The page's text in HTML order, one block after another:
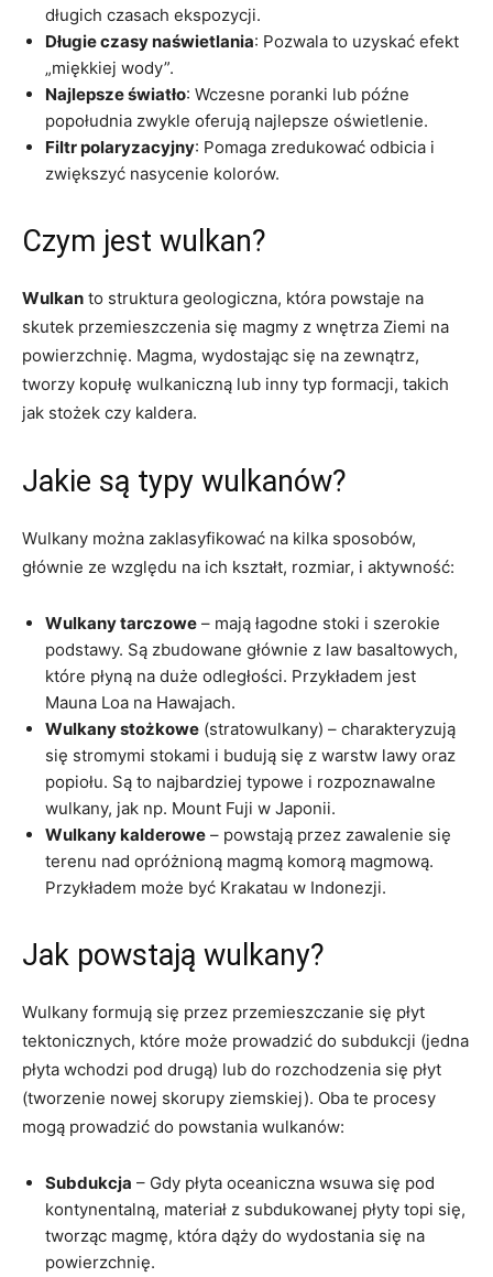
długich czasach ekspozycji.
Długie czasy naświetlania: Pozwala to uzyskać efekt
„miękkiej wody”.
Najlepsze światło: Wczesne poranki lub późne
popołudnia zwykle oferują najlepsze oświetlenie.
Filtr polaryzacyjny: Pomaga zredukować odbicia i
zwiększyć nasycenie kolorów.
Czym jest wulkan?
Wulkan to struktura geologiczna, która powstaje na
skutek przemieszczenia się magmy z wnętrza Ziemi na
powierzchnię. Magma, wydostając się na zewnątrz,
tworzy kopułę wulkaniczną lub inny typ formacji, takich
jak stożek czy kaldera.
Jakie są typy wulkanów?
Wulkany można zaklasyfikować na kilka sposobów,
głównie ze względu na ich kształt, rozmiar, i aktywność:
Wulkany tarczowe – mają łagodne stoki i szerokie
podstawy. Są zbudowane głównie z law basaltowych,
które płyną na duże odległości. Przykładem jest
Mauna Loa na Hawajach.
Wulkany stożkowe (stratowulkany) – charakteryzują
się stromymi stokami i budują się z warstw lawy oraz
popiołu. Są to najbardziej typowe i rozpoznawalne
wulkany, jak np. Mount Fuji w Japonii.
Wulkany kalderowe – powstają przez zawalenie się
terenu nad opróżnioną magmą komorą magmową.
Przykładem może być Krakatau w Indonezji.
Jak powstają wulkany?
Wulkany formują się przez przemieszczanie się płyt
tektonicznych, które może prowadzić do subdukcji (jedna
płyta wchodzi pod drugą) lub do rozchodzenia się płyt
(tworzenie nowej skorupy ziemskiej). Oba te procesy
mogą prowadzić do powstania wulkanów:
Subdukcja – Gdy płyta oceaniczna wsuwa się pod
kontynentalną, materiał z subdukowanej płyty topi się,
tworząc magmę, która dąży do wydostania się na
powierzchnię.